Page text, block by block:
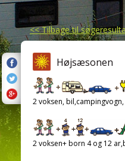
<<Tilbage til
Højsæsonen
2 voksen,
2 voksen+ born 4 og 12